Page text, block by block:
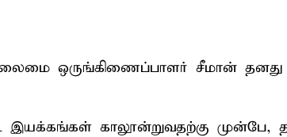
ஒருங்கிணைப்பாளர் சீமான்
இயக்கங்கள் காலூன்றுவதற்கு முன்பே,